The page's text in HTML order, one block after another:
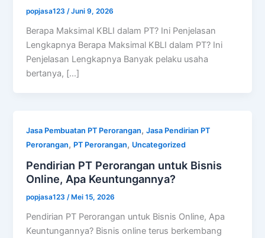
popjasa123 /Juni 9, 2026
Berapa Maksimal KBLI dalam PT? Ini Penjelasan
Lengkapnya Berapa Maksimal KBLI dalam PT? Ini
Penjelasan Lengkapnya Banyak pelaku usaha
bertanya, […]
Jasa Pembuatan PT Perorangan,Jasa Pendirian PT
Perorangan, PT Perorangan, Uncategorized
Pendirian PT Perorangan untuk Bisnis
Online, Apa Keuntungannya?
popjasa123/ Mei 15, 2026
Pendirian PT Perorangan untuk Bisnis Online, Apa
Keuntungannya? Bisnis online terus berkembang